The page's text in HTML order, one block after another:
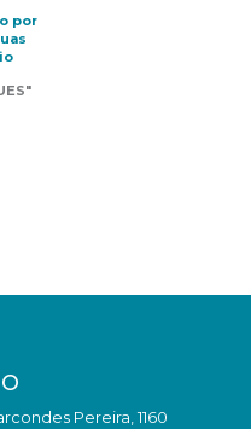
por
Pereira, 1160